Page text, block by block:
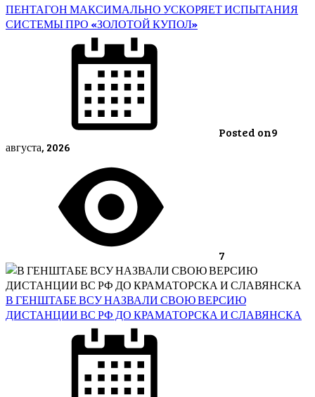
ПЕНТАГОН МАКСИМАЛЬНО УСКОРЯЕТ ИСПЫТАНИЯ
СИСТЕМЫ ПРО «ЗОЛОТОЙ КУПОЛ»
Posted on9
августа, 2026
7
В ГЕНШТАБЕ ВСУ НАЗВАЛИ СВОЮ ВЕРСИЮ
ДИСТАНЦИИ ВС РФ ДО КРАМАТОРСКА И СЛАВЯНСКА